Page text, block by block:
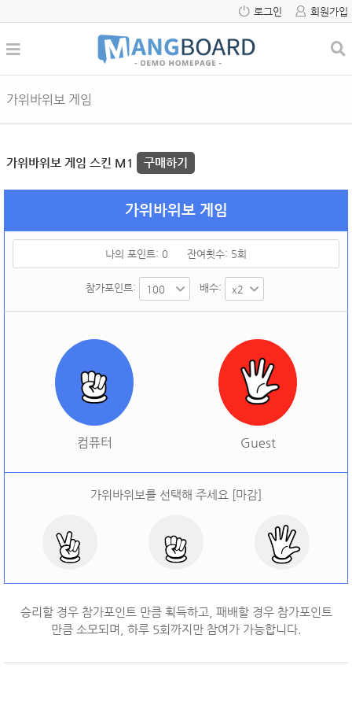
로그인 회원가입
가위바위보 게임
가위바위보 게임 스킨 M1 구매하기
가위바위보 게임
나의 포인트: 0 잔여횟수: 5회
참가포인트: 배수:
컴퓨터 Guest
가위바위보를 선택해 주세요 [마감]
오늘 승률: 오늘 결과: ]
승리할 경우 참가포인트 만큼 획득하고, 패배할 경우 참가포인트
만큼 소모되며, 하루 5회까지만 참여가 가능합니다.